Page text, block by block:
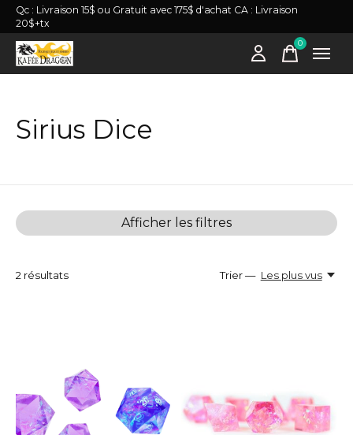
Qc : Livraison 15$ ou Gratuit avec 175$ d'achat CA : Livraison
20$+tx
0items
Sirius Dice
Afficher les filtres
2 résultats Trier — Les plus vus